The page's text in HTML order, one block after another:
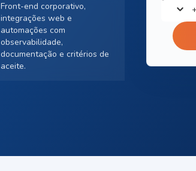
+
Front-end corporativo,
integrações web e
automações com
observabilidade,
documentação e critérios de
aceite.